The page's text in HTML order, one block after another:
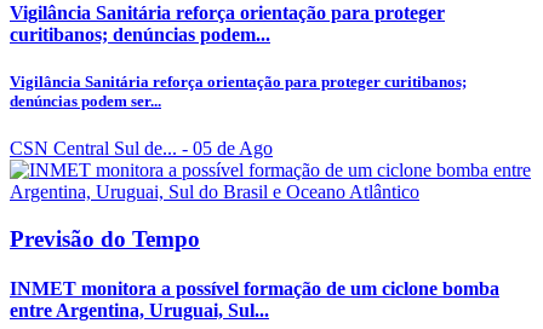
Vigilância Sanitária reforça orientação para proteger
curitibanos; denúncias podem...
Vigilância Sanitária reforça orientação para proteger curitibanos;
denúncias podem ser...
CSN Central Sul de... - 05 de Ago
Previsão do Tempo
INMET monitora a possível formação de um ciclone bomba
entre Argentina, Uruguai, Sul...